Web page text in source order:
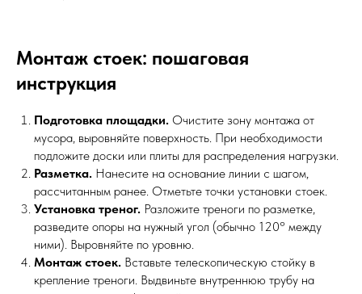
Монтаж стоек: пошаговая
инструкция
Подготовка площадки. Очистите зону монтажа от
мусора, выровняйте поверхность. При необходимости
подложите доски или плиты для распределения нагрузки.
Разметка. Нанесите на основание линии с шагом,
рассчитанным ранее. Отметьте точки установки стоек.
Установка треног. Разложите треноги по разметке,
разведите опоры на нужный угол (обычно 120° между
ними). Выровняйте по уровню.
Монтаж стоек. Вставьте телескопическую стойку в
крепление треноги. Выдвиньте внутреннюю трубу на